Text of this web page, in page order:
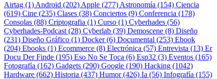
Airtag (1) Android (202) Apple (277) Astronomía (154) Ciencia
(619) Cine (235) Clases (38) Conciertos (9) Conferencia (178)
Consolas (88) Criptografia (1) Curso (1) Cyberhades (56)
Cyberhades-Podcast (28) Cyberlab (39) Demoscene (8) Diseño
(231) Diseño Gráfico (1) Docker (6) Documental (253) Ebook
(204) Ebooks (1) Ecommerce (8) Electrónica (57) Entrevista (13) Er
Docu Der Finde (195) Eso No Se Toca (6) Esp32 (3) Eventos (165)
Fotografía (162) Gadgets (290) Google (190) Hacking (1042)
Hardware (662) Historia (437) Humor (426) Ia (56) Infografía (155)